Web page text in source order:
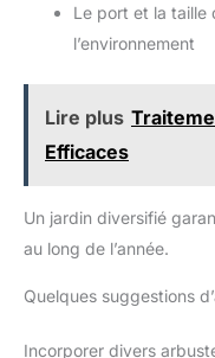
Le port et la taille
l’environnement
Lire plus
Efficaces
Un jardin diversifié
au long de l’année.
Quelques suggestions
Incorporer divers